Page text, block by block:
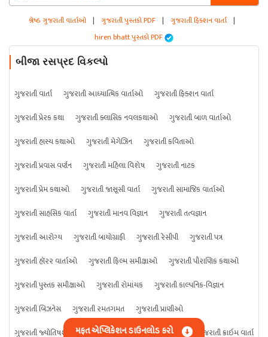
શ્રેષ્ઠ ગુજરાતી વાર્તાઓ | ગુજરાતી પુસ્તકો PDF | ગુજરાતી ફિક્શન વાર્તા |
hiren bhatt પુસ્તકો PDF
બીજા રસપ્રદ વિકલ્પો
ગુજરાતી વાર્તા ગુજરાતી આધ્યાત્મિક વાર્તાઓ
ગુજરાતી ફિક્શન વાર્તા
ગુજરાતી પ્રેરક કથા
ગુજરાતી ક્લાસિક નવલકથાઓ
ગુજરાતી બાળ વાર્તાઓ
ગુજરાતી હાસ્ય કથાઓ
ગુજરાતી મેગેઝિન
ગુજરાતી કવિતાઓ
ગુજરાતી પ્રવાસ વર્ણન
ગુજરાતી મહિલા વિશેષ
ગુજરાતી નાટક
ગુજરાતી પ્રેમ કથાઓ
ગુજરાતી જાસૂસી વાર્તા
ગુજરાતી સામાજિક વાર્તાઓ
ગુજરાતી સાહસિક વાર્તા
ગુજરાતી માનવ વિજ્ઞાન
ગુજરાતી તત્વજ્ઞાન
ગુજરાતી આરોગ્ય
ગુજરાતી બાયોગ્રાફી ગુજરાતી રેસીપી
ગુજરાતી પત્ર
ગુજરાતી હૉરર વાર્તાઓ
ગુજરાતી ફિલ્મ સમીક્ષાઓ
ગુજરાતી પૌરાણિક કથાઓ
ગુજરાતી પુસ્તક સમીક્ષાઓ
ગુજરાતી રોમાંચક
ગુજરાતી કાલ્પનિક-વિજ્ઞાન
ગુજરાતી બિઝનેસ
ગુજરાતી રમતગમત
ગુજરાતી પ્રાણીઓ
ગુજરાતી જ્યોતિષશાસ્ત્ર
ગુજરાતી વિજ્ઞાન ગુજરાતી કંઈપણ ગુજરાતી ક્રાઇમ વાર્તા
મફત એપ્લિકેશન ડાઉનલોડ કરો